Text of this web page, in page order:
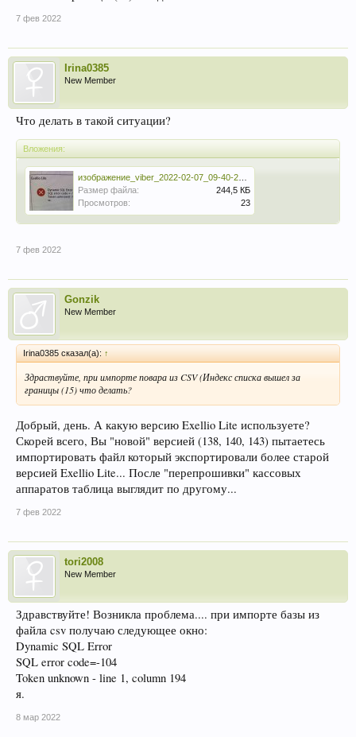
7 фев 2022
Irina0385
New Member
Что делать в такой ситуации?
Вложения:
Размер файла:
244,5 КБ
Просмотров:
23
7 фев 2022
Gonzik
New Member
Irina0385 сказал(а): ↑
Здраствуйте, при импорте повара из CSV (Индекс списка вышел за
границы (15) что делать?
Добрый, день. А какую версию Exellio Lite используете?
Скорей всего, Вы "новой" версией (138, 140, 143) пытаетесь
импортировать файл который экспортировали более старой
версией Exellio Lite... После "перепрошивки" кассовых
аппаратов таблица выглядит по другому...
7 фев 2022
tori2008
New Member
Здравствуйте! Возникла проблема.... при импорте базы из
файла csv получаю следующее окно:
Dynamic SQL Error
SQL error code=-104
Token unknown - line 1, column 194
я.
8 мар 2022